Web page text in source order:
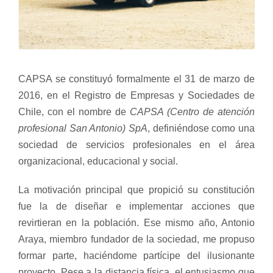
CAPSA se constituyó formalmente el 31 de marzo de
2016, en el Registro de Empresas y Sociedades de
Chile, con el nombre de CAPSA (Centro de atención
profesional San Antonio) SpA, definiéndose como una
sociedad de servicios profesionales en el área
organizacional, educacional y social.
La motivación principal que propició su constitución
fue la de diseñar e implementar acciones que
revirtieran en la población. Ese mismo año, Antonio
Araya, miembro fundador de la sociedad, me propuso
formar parte, haciéndome partícipe del ilusionante